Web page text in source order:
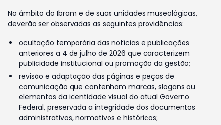
No âmbito do Ibram e de suas unidades museológicas,
deverão ser observadas as seguintes providências:
ocultação temporária das notícias e publicações
anteriores a 4 de julho de 2026 que caracterizem
publicidade institucional ou promoção da gestão;
revisão e adaptação das páginas e peças de
comunicação que contenham marcas, slogans ou
elementos da identidade visual do atual Governo
Federal, preservada a integridade dos documentos
administrativos, normativos e históricos;